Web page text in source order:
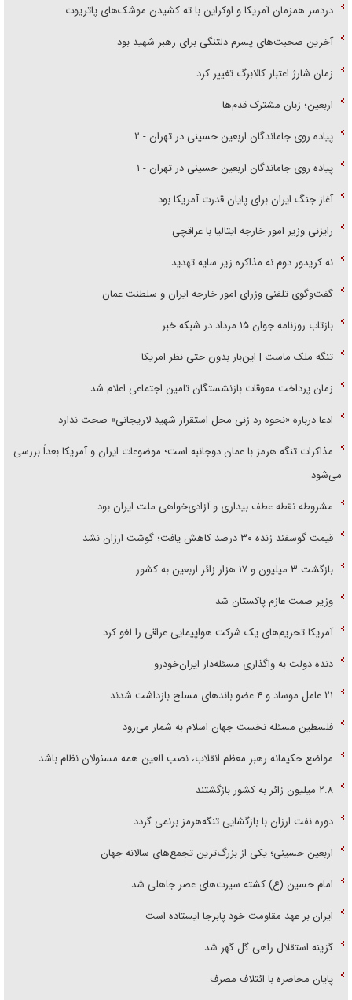
دردسر همزمان آمریکا و اوکراین با ته کشیدن موشک‌های پاتریوت
آخرین صحبت‌های پسرم دلتنگی برای رهبر شهید بود
زمان شارژ اعتبار کالابرگ تغییر کرد
اربعین؛ زبان مشترک قدم‌ها
پیاده روی جاماندگان اربعین حسینی در تهران - ۲
پیاده روی جاماندگان اربعین حسینی در تهران - ۱
آغاز جنگ ایران برای پایان قدرت آمریکا بود
رایزنی وزیر امور خارجه ایتالیا با عراقچی
نه کریدور دوم نه مذاکره زیر سایه تهدید
گفت‌وگوی تلفنی وزرای امور خارجه ایران و سلطنت عمان
بازتاب روزنامه جوان ۱۵ مرداد در شبکه خبر
تنگه ملک ماست | این‌بار بدون حتی نظر امریکا
زمان پرداخت معوقات بازنشستگان تامین اجتماعی اعلام شد
ادعا درباره «نحوه رد زنی محل استقرار شهید لاریجانی» صحت ندارد
مذاکرات تنگه هرمز با عمان دوجانبه است؛ موضوعات ایران و آمریکا بعداً بررسی
می‌شود
مشروطه نقطه عطف بیداری و آزادی‌خواهی ملت ایران بود
قیمت گوسفند زنده ۳۰ درصد کاهش یافت؛ گوشت ارزان نشد
بازگشت ۳ میلیون و ۱۷ هزار زائر اربعین به کشور
وزیر صمت عازم پاکستان شد
آمریکا تحریم‌های یک شرکت هواپیمایی عراقی را لغو کرد
دنده دولت به واگذاری مسئله‌دار ایران‌خودرو
۲۱ عامل موساد و ۴ عضو باند‌های مسلح بازداشت شدند
فلسطین مسئله نخست جهان اسلام به شمار می‌رود
مواضع حکیمانه رهبر معظم انقلاب، نصب العین همه مسئولان نظام باشد
۲.۸ میلیون زائر به کشور بازگشتند
دوره نفت ارزان با بازگشایی تنگه‌هرمز برنمی گردد
اربعین حسینی؛ یکی از بزرگ‌ترین تجمع‌های سالانه جهان
امام حسین (ع) کشته سیرت‌های عصر جاهلی شد
ایران بر عهد مقاومت خود پابرجا ایستاده است
گزینه استقلال راهی گل گهر شد
پایان محاصره با ائتلاف مصرف